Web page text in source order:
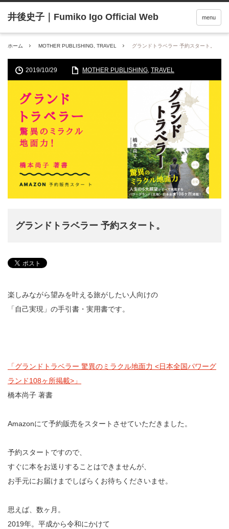
menu
ホーム MOTHER PUBLISHING TRAVEL グランドトラベラー 予約スタート。
2019/10/29 MOTHER PUBLISHING, TRAVEL
グランドトラベラー 予約スタート。
楽しみながら望みを叶える旅がしたい人向けの
「自己実現」の手引書・実用書です。
「グランドトラベラー 驚異のミラクル地面力 <日本全国パワーグ
ランド108ヶ所掲載>」
橋本尚子 著書
Amazonにて予約販売をスタートさせていただきました。
予約スタートですので、
すぐに本をお送りすることはできませんが、
お手元にお届けまでしばらくお待ちくださいませ。
思えば、数ヶ月。
2019年。平成から令和にかけて